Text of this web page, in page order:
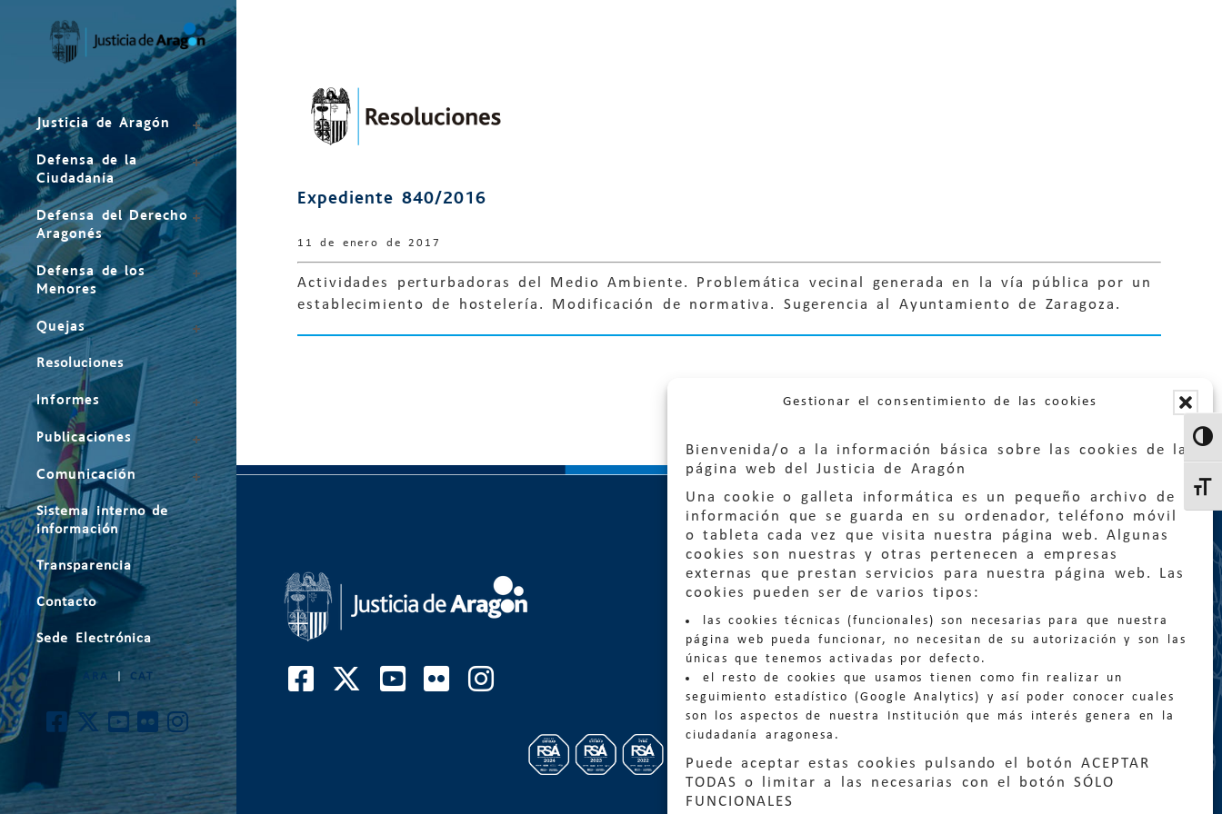
Gestionar el consentimiento de las cookies
Bienvenida/o a la información básica sobre las cookies de la
página web del Justicia de Aragón
Una cookie o galleta informática es un pequeño archivo de
información que se guarda en su ordenador, teléfono móvil
o tableta cada vez que visita nuestra página web. Algunas
cookies son nuestras y otras pertenecen a empresas
externas que prestan servicios para nuestra página web. Las
cookies pueden ser de varios tipos:
las cookies técnicas (funcionales) son necesarias para que nuestra
página web pueda funcionar, no necesitan de su autorización y son las
únicas que tenemos activadas por defecto.
el resto de cookies que usamos tienen como fin realizar un
seguimiento estadístico (Google Analytics) y así poder conocer cuales
son los aspectos de nuestra Institución que más interés genera en la
ciudadanía aragonesa.
Puede aceptar estas cookies pulsando el botón ACEPTAR
TODAS o limitar a las necesarias con el botón SÓLO
FUNCIONALES
Justicia de Aragón
Defensa de la
Ciudadanía
Defensa del Derecho
Aragonés
Defensa de los
Menores
Quejas
Resoluciones
Informes
Publicaciones
Comunicación
Sistema interno de
información
Transparencia
Contacto
Sede Electrónica
CAT
Expediente 840/2016
11 de enero de 2017
Actividades perturbadoras del Medio Ambiente. Problemática vecinal generada en la vía pública por un
establecimiento de hostelería. Modificación de normativa. Sugerencia al Ayuntamiento de Zaragoza.
Quejas:quejas@eljusticiadearagon.es
Información general:
informacion@eljusticiadearagon.es
Teléfonos: 900 210 210/ 976 399 354